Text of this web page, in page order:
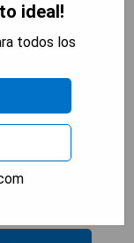
aeropuerto
Wicomico
de Marvels
pesca
ideal!
todos los